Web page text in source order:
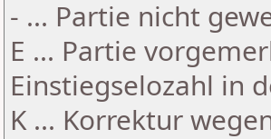
- ... Partie nicht
E ... Partie
Einstiegselozahl in
K ... Korrektur